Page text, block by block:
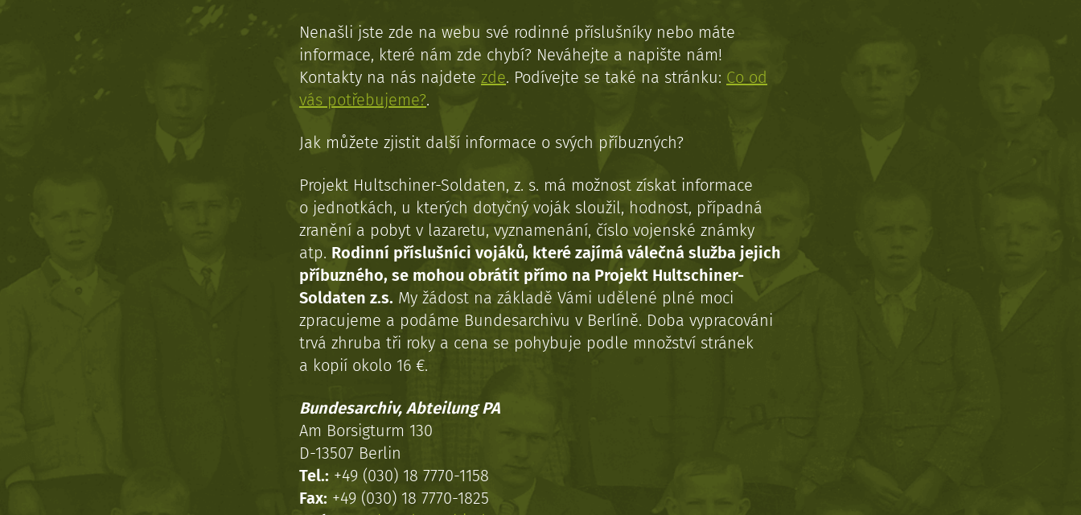
Nenašli jste zde na webu své rodinné příslušníky nebo máte
informace, které nám zde chybí? Neváhejte a napište nám!
Kontakty na nás najdete zde. Podívejte se také na stránku: Co od
vás potřebujeme?.
Jak můžete zjistit další informace o svých příbuzných?
Projekt Hultschiner-Soldaten, z. s. má možnost získat informace
o jednotkách, u kterých dotyčný voják sloužil, hodnost, případná
zranění a pobyt v lazaretu, vyznamenání, číslo vojenské známky
atp. Rodinní příslušníci vojáků, které zajímá válečná služba jejich
příbuzného, se mohou obrátit přímo na Projekt Hultschiner-
Soldaten z.s. My žádost na základě Vámi udělené plné moci
zpracujeme a podáme Bundesarchivu v Berlíně. Doba vypracováni
trvá zhruba tři roky a cena se pohybuje podle množství stránek
a kopií okolo 16 €.
Bundesarchiv, Abteilung PA
Am Borsigturm 130
D-13507 Berlin
Tel.: +49 (030) 18 7770-1158
Fax: +49 (030) 18 7770-1825